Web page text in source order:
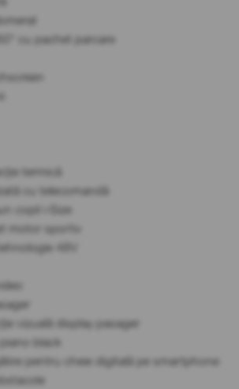
cu pachet parcare
termică
cu telecomandă
copil i-Size
motor sportiv
48V
vizuală display pasager
black
pentru cheie digitală pe smartphone